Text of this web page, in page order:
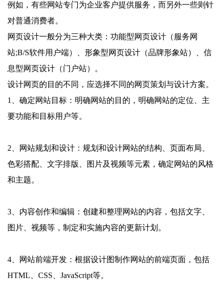
例如，有些网站专门为企业客户提供服务，而另外一些则针
对普通消费者。
网页设计一般分为三种大类：功能型网页设计（服务网
站;B/S软件用户端）、形象型网页设计（品牌形象站）、信
息型网页设计（门户站）。
设计网页的目的不同，应选择不同的网页策划与设计方案。
1、确定网站目标：明确网站的目的，明确网站的定位、主
要功能和目标用户等。
2、网站规划和设计：规划和设计网站的结构、页面布局、
色彩搭配、文字排版、图片及视频等元素，确定网站的风格
和主题。
3、内容创作和编辑：创建和整理网站的内容，包括文字、
图片、视频等，制定和实施内容的更新计划。
4、网站前端开发：根据设计图制作网站的前端页面，包括
HTML、CSS、JavaScript等。